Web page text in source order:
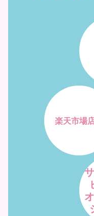
楽天市場